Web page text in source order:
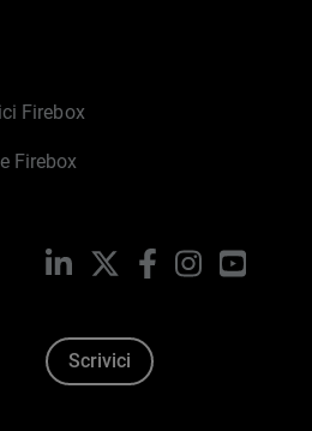
Firebox
Firebox
LinkedIn FacebookInstagram
Scrivici